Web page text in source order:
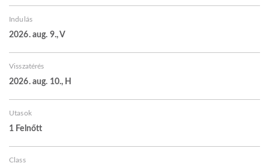
Indulás
2026. aug. 9., V
Visszatérés
2026. aug. 10., H
Utasok
1 Felnőtt
Class